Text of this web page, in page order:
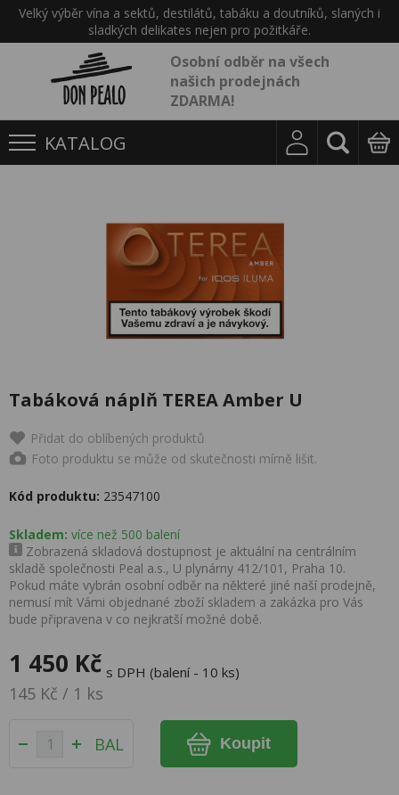
Velký výběr vína a sektů, destilátů, tabáku a doutníků, slaných i
sladkých delikates nejen pro požitkáře.
Osobní odběr na všech
našich prodejnách
ZDARMA!
KATALOG
Tabáková náplň TEREA Amber U
Přidat do oblíbených produktů
Foto produktu se může od skutečnosti mírně lišit.
Kód produktu: 23547100
Skladem: více než 500 balení
Zobrazená skladová dostupnost je aktuální na centrálním
skladě společnosti Peal a.s., U plynárny 412/101, Praha 10.
Pokud máte vybrán osobní odběr na některé jiné naší prodejně,
nemusí mít Vámi objednané zboží skladem a zakázka pro Vás
bude připravena v co nejkratší možné době.
1 450 Kč s DPH (balení - 10 ks)
145 Kč / 1 ks
BAL Koupit